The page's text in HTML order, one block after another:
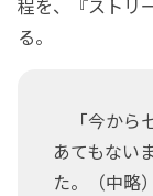
る。
「今から
あてもない
た。（中略